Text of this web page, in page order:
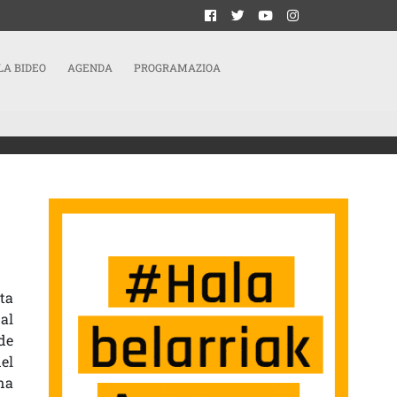
BIDEO AGENDA PROGRAMAZIOA
VÍCTIMAS DEL TERREMOTO DE OAXACA Y CHIAPAS SARRERAN